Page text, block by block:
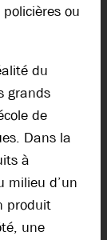
ou
du
grands
de
Dans la
à
milieu d’un
produit
une